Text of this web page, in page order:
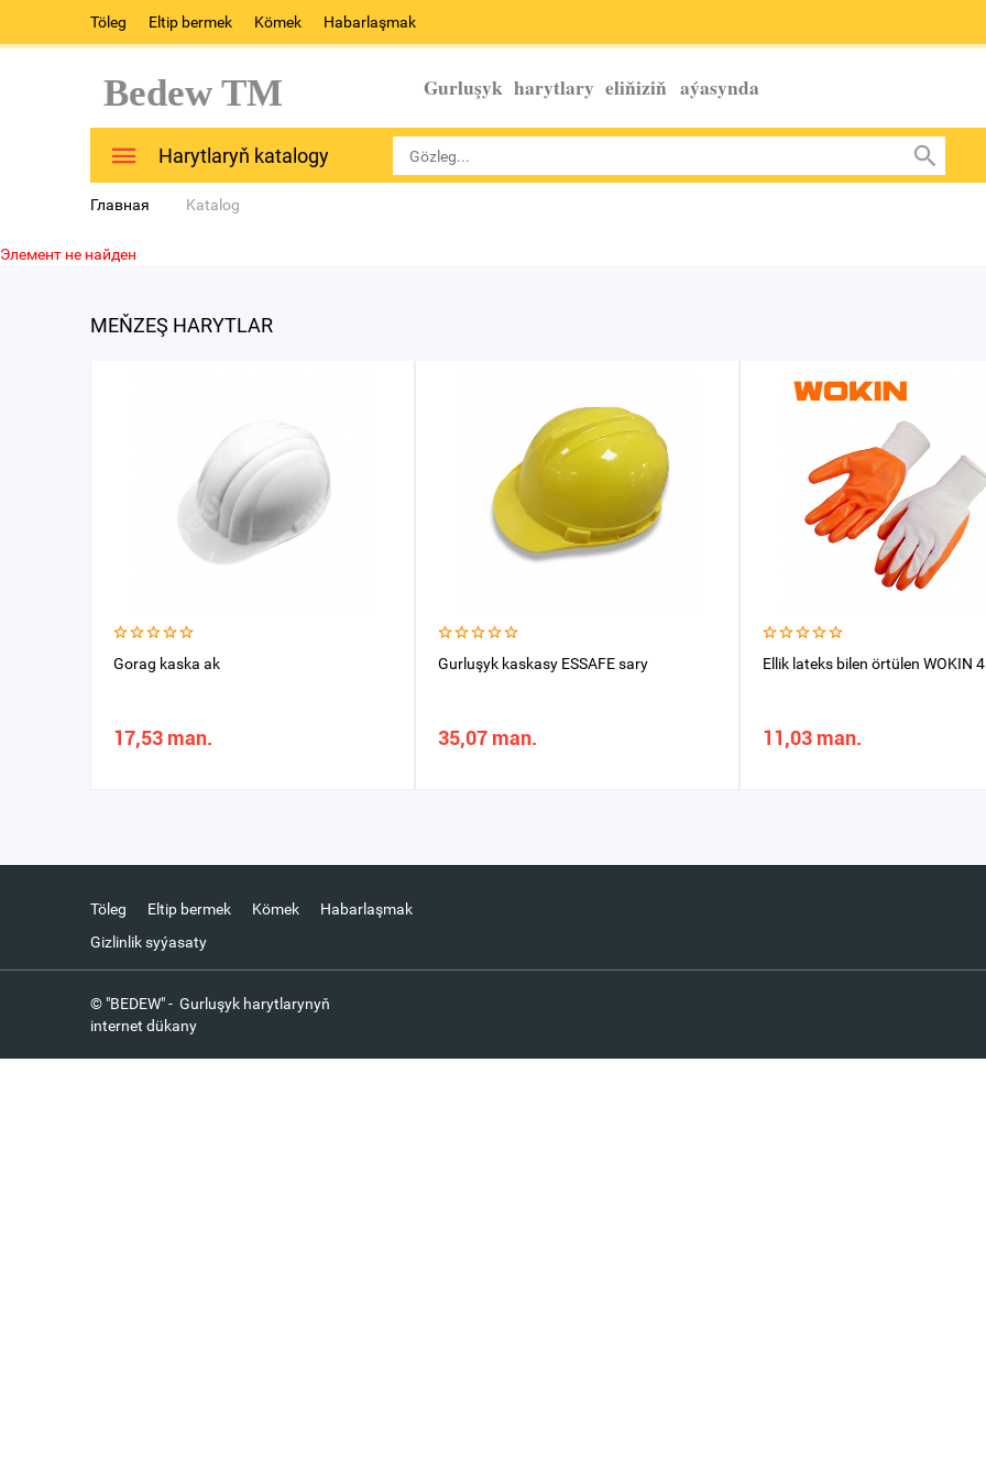
Töleg Eltip bermek Kömek Habarlaşmak
Bedew TM Gurluşyk harytlary eliňiziň aýasynda
Harytlaryň katalogy
Главная Katalog
Элемент не найден
MEŇZEŞ HARYTLAR
Gorag kaska ak
17,53 man.
Gurluşyk kaskasy ESSAFE sary
35,07 man.
Ellik lateks bilen örtülen WOKIN
11,03 man.
Töleg Eltip bermek Kömek
Habarlaşmak
Gizlinlik syýasaty
© "BEDEW" - Gurluşyk harytlarynyň
internet dükany